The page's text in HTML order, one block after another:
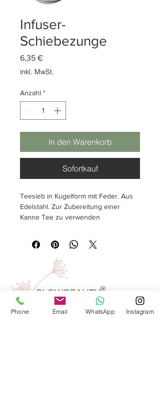
Infuser-
Schiebezunge
6,35 €Preis
inkl. MwSt.
Anzahl *
In den Warenkorb
Sofortkauf
Teesieb in Kugelform mit Feder. Aus
Edelstahl. Zur Zubereitung einer
Kanne Tee zu verwenden
Edelstahl
Größe:
Ø 50 mm, L 185 mm.
Verpackungseinheit:
silver
SLOWBEAUTY
We Create
®
Phone Email WhatsApp Instagram